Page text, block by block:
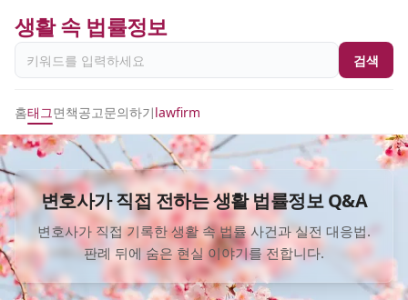
생활 속 법률정보
검색
홈태그면책공고문의하기lawfirm
변호사가 직접 전하는 생활 법률정보 Q&A
변호사가 직접 기록한 생활 속 법률 사건과 실전 대응법.
판례 뒤에 숨은 현실 이야기를 전합니다.